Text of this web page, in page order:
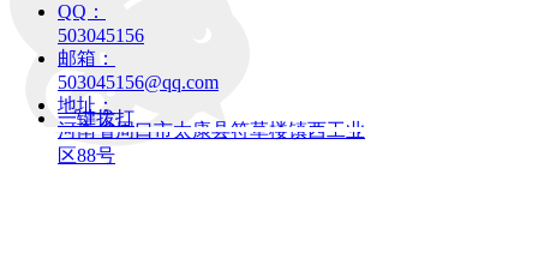
QQ：
503045156
邮箱：
503045156@qq.com
地址：
河南省周口市太康县符草楼镇西工业
区88号
一键拨打